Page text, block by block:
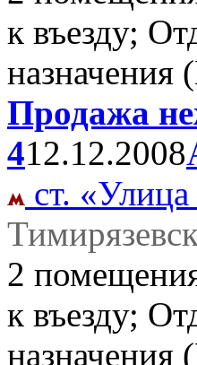
к въезду;
Продажа
412.12.2008
ст.
2
к въезду;